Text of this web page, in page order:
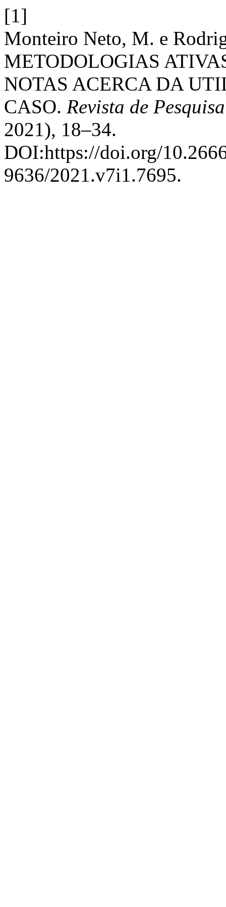
[1]
Monteiro Neto, M. e
METODOLOGIAS
NOTAS ACERCA DA
CASO. Revista de
2021), 18–34.
DOI:https://doi.org/
9636/2021.v7i1.7695.